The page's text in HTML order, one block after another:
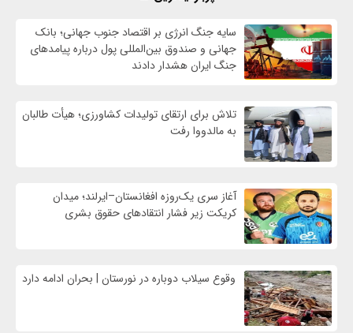
سایه جنگ انرژی بر اقتصاد جنوب جهانی؛ بانک
جهانی و صندوق بین‌المللی پول درباره پیامدهای
جنگ ایران هشدار دادند
تلاش برای ارتقای تولیدات کشاورزی؛ هیأت طالبان
به مالدووا رفت
آغاز سری یک‌روزه افغانستان–ایرلند؛ میدان
کریکت زیر فشار انتقادهای حقوق بشری
وقوع سیلاب دوباره در نورستان | بحران ادامه دارد